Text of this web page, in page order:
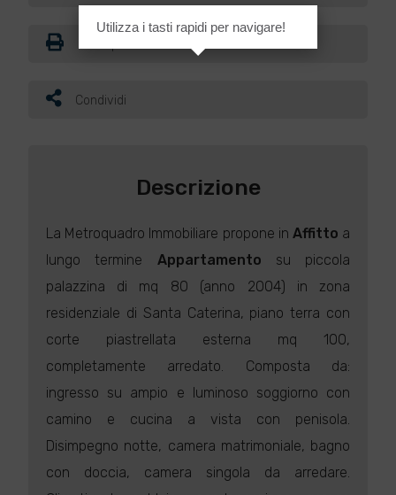
Condividi
Descrizione
La Metroquadro Immobiliare propone inAffitto a
lungo termine Appartamento su piccola
palazzina di mq 80 (anno 2004) in zona
residenziale di Santa Caterina, piano terra con
corte piastrellata esterna mq 100,
completamente arredato. Composta da:
ingresso su ampio e luminoso soggiorno con
camino e cucina a vista con penisola.
Disimpegno notte, camera matrimoniale, bagno
con doccia, camera singola da arredare.
Utilizza i tasti rapidi per navigare!